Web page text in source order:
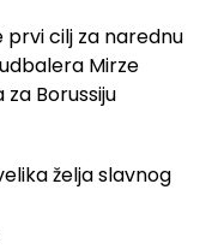
prvi cilj za narednu
Mirze
Borussiju